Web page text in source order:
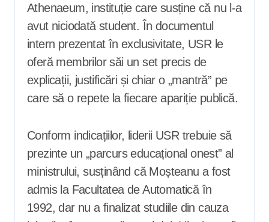
Athenaeum, instituție care susține că nu l-a
avut niciodată student. În documentul
intern prezentat în exclusivitate, USR le
oferă membrilor săi un set precis de
explicații, justificări și chiar o „mantră” pe
care să o repete la fiecare apariție publică.
Conform indicațiilor, liderii USR trebuie să
prezinte un „parcurs educațional onest” al
ministrului, susținând că Moșteanu a fost
admis la Facultatea de Automatică în
1992, dar nu a finalizat studiile din cauza